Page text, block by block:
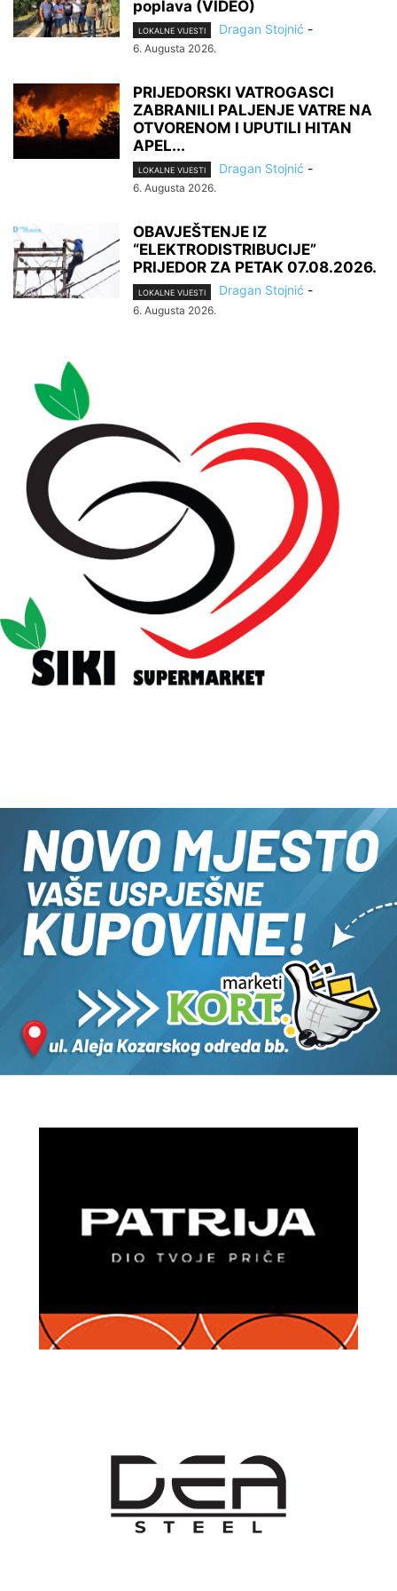
poplava (VIDEO)
LOKALNE VIJESTI Dragan Stojnić -
6. Augusta 2026.
PRIJEDORSKI VATROGASCI
ZABRANILI PALJENJE VATRE NA
OTVORENOM I UPUTILI HITAN
APEL...
LOKALNE VIJESTI Dragan Stojnić -
6. Augusta 2026.
OBAVJEŠTENJE IZ
“ELEKTRODISTRIBUCIJE”
PRIJEDOR ZA PETAK 07.08.2026.
LOKALNE VIJESTI Dragan Stojnić -
6. Augusta 2026.